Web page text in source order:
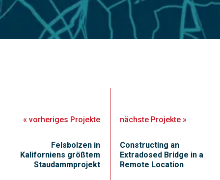
«vorheriges Projekte
Felsbolzen in
Kaliforniens größtem
Staudammprojekt
nächste Projekte»
Constructing an
Extradosed Bridge in a
Remote Location